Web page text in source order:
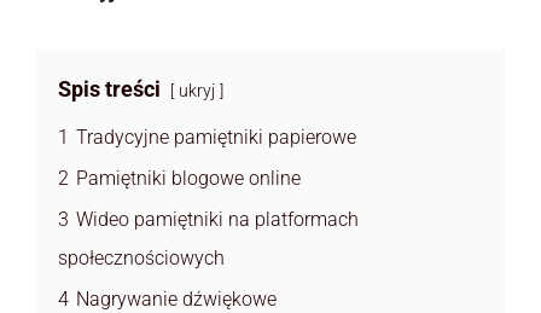
Spis treści ukryj
1 Tradycyjne pamiętniki papierowe
2 Pamiętniki blogowe online
3 Wideo pamiętniki na platformach
społecznościowych
4 Nagrywanie dźwiękowe